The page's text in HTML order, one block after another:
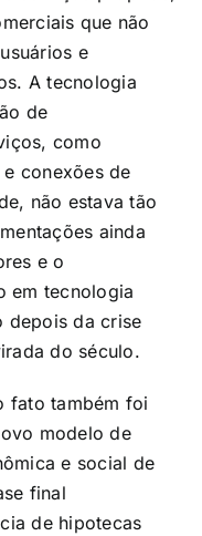
que não
e
A tecnologia
de
como
conexões de
não estava tão
ainda
e o
em tecnologia
depois da crise
do século.
fato também foi
modelo de
e social de
final
de hipotecas